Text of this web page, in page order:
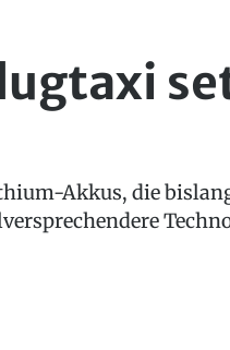
Akkus, die